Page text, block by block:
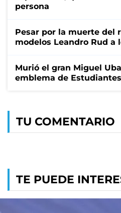
persona
Pesar por la muerte del
modelos Leandro Rud a
Murió el gran Miguel
emblema de
TU COMENTARIO
TE PUEDE